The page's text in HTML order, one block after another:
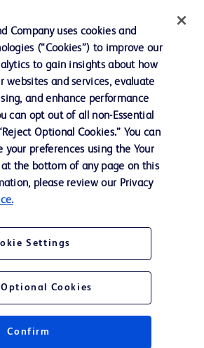
Données Personnelles
BD et le logo BD sont des marques
Company uses cookies and
(“Cookies”) to improve our
to gain insights about how
and services, evaluate
and enhance performance
can opt out of all non-Essential
Optional Cookies.” You can
your preferences using the Your
at the bottom of any page on this
please review our Privacy
Settings
Optional Cookies
Confirm